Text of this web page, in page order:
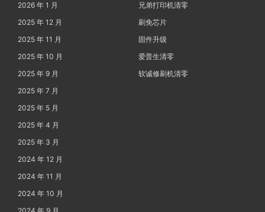
2026 年 1 月
2025 年 12 月
2025 年 11 月
2025 年 10 月
2025 年 9 月
2025 年 7 月
2025 年 5 月
2025 年 4 月
2025 年 3 月
2024 年 12 月
2024 年 11 月
2024 年 10 月
兄弟打印机清零
刷免芯片
固件升级
爱普生清零
软诚修刷机清零